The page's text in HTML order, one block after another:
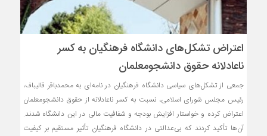
اعتراض تشکل‌های دانشگاه فرهنگیان به کسر
ناعادلانه حقوق دانشجومعلمان
جمعی از تشکل‌های سیاسی دانشگاه فرهنگیان در نامه‌ای به محمدباقر قالیباف،
رئیس مجلس شورای اسلامی، نسبت به کسر ناعادلانه از حقوق دانشجومعلمان
اعتراض کرده و خواستار افزایش بودجه و شفافیت مالی در این دانشگاه شدند.
آن‌ها تأکید کردند که بی‌عدالتی در دانشگاه فرهنگیان تأثیر مستقیم بر کیفیت